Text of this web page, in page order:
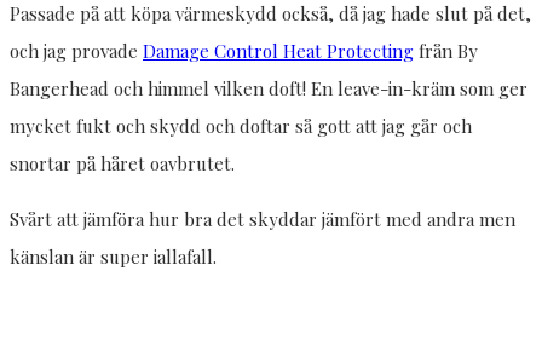
Passade på att köpa värmeskydd också, då jag hade slut på det,
och jag provade Damage Control Heat Protecting från By
Bangerhead och himmel vilken doft! En leave-in-kräm som ger
mycket fukt och skydd och doftar så gott att jag går och
snortar på håret oavbrutet.
Svårt att jämföra hur bra det skyddar jämfört med andra men
känslan är super iallafall.